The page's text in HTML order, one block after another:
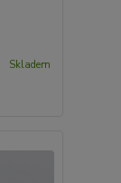
Skladem